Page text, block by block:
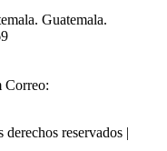
Guatemala.
Correo:
reservados |